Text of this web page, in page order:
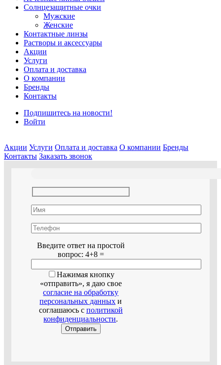
Солнцезащитные очки
Мужские
Женские
Контактные линзы
Растворы и аксессуары
Акции
Услуги
Оплата и доставка
О компании
Бренды
Контакты
Подпишитесь на новости!
Войти
Акции Услуги Оплата и доставка О компании Бренды
Контакты Заказать звонок
Введите ответ на простой
вопрос: 4+8 =
Нажимая кнопку
«отправить», я даю свое
согласие на обработку
персональных данных и
соглашаюсь с политикой
конфиденциальности.